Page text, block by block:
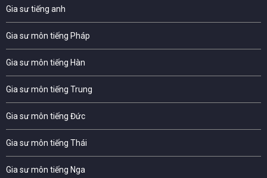
Gia sư tiếng anh
Gia sư môn tiếng Pháp
Gia sư môn tiếng Hàn
Gia sư môn tiếng Trung
Gia sư môn tiếng Đức
Gia sư môn tiếng Thái
Gia sư môn tiếng Nga